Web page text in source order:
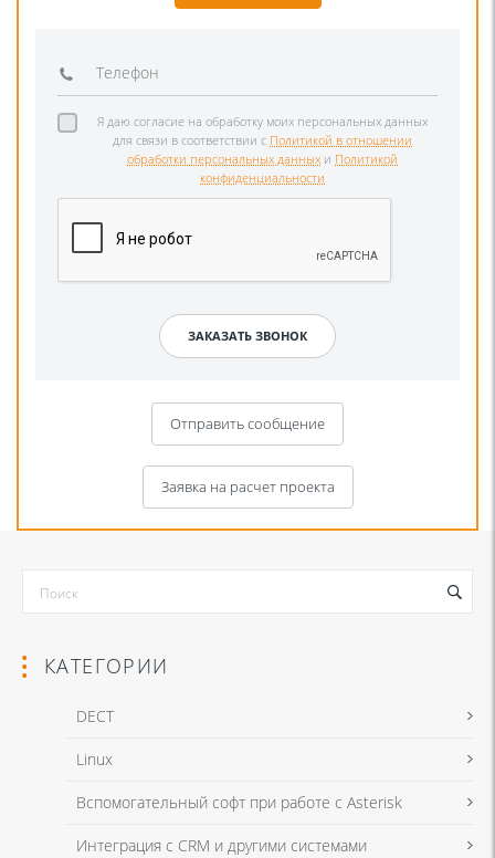
Я даю согласие на обработку моих персональных данных
для связи в соответствии с Политикой в отношении
обработки персональных данных и Политикой
конфиденциальности
Отправить сообщение
Я даю согласие на обработку моих персональных данных для связи
в соответствии с Политикой в отношении обработки персональных
Заявка на расчет проекта
КАТЕГОРИИ
DECT
Linux
Вспомогательный софт при работе с Asterisk
Интеграция с CRM и другими системами